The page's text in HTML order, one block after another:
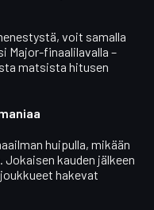
voit samalla
Major-finaalilavalla –
matsista hitusen
huipulla, mikään
. Jokaisen kauden jälkeen
hakevat